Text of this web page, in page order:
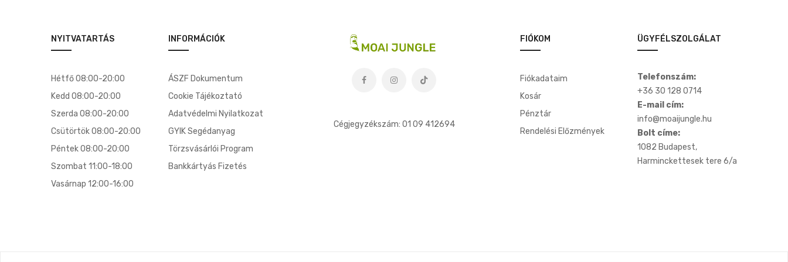
NYITVATARTÁS
Hétfő 08:00-20:00
Kedd 08:00-20:00
Szerda 08:00-20:00
Csütörtök 08:00-20:00
Péntek 08:00-20:00
Szombat 11:00-18:00
Vasárnap 12:00-16:00
INFORMÁCIÓK
ÁSZF Dokumentum
Cookie Tájékoztató
Adatvédelmi Nyilatkozat
GYIK Segédanyag
Törzsvásárlói Program
Bankkártyás Fizetés
Cégjegyzékszám: 01 09 412694
FIÓKOM
Fiókadataim
Kosár
Pénztár
Rendelési Előzmények
ÜGYFÉLSZOLGÁLAT
Telefonszám:
+36 30 128 0714
E-mail cím:
info@moaijungle.hu
Bolt címe:
1082 Budapest,
Harminckettesek tere 6/a